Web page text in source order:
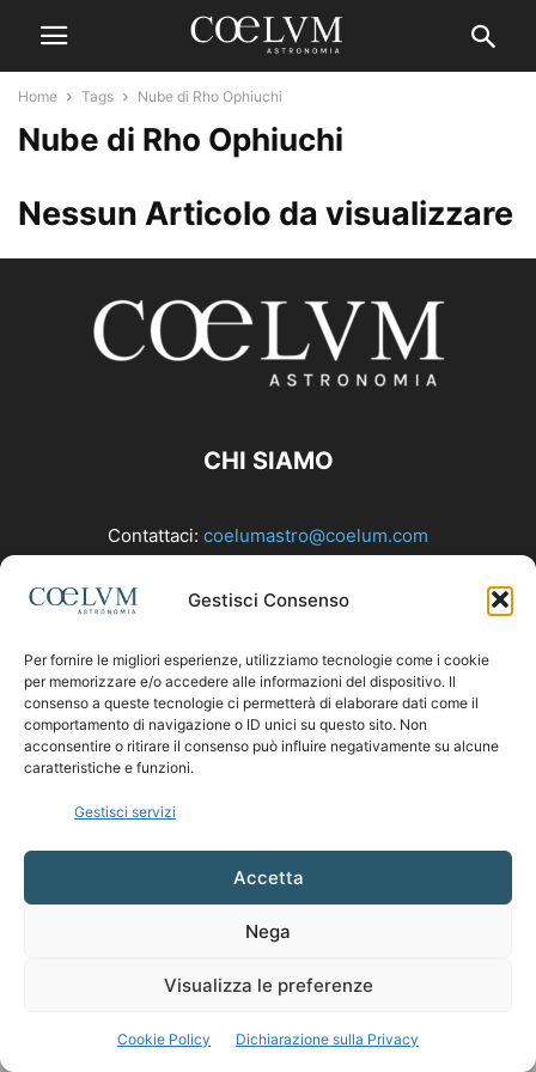
Gestisci Consenso
Per fornire le migliori esperienze, utilizziamo tecnologie come i cookie
per memorizzare e/o accedere alle informazioni del dispositivo. Il
consenso a queste tecnologie ci permetterà di elaborare dati come il
comportamento di navigazione o ID unici su questo sito. Non
acconsentire o ritirare il consenso può influire negativamente su alcune
caratteristiche e funzioni.
Gestisci servizi
Accetta
Nega
Visualizza le preferenze
Cookie Policy Dichiarazione sulla Privacy
Home Tags Nube di Rho Ophiuchi
Nube di Rho Ophiuchi
Nessun Articolo da visualizzare
CHI SIAMO
Contattaci: coelumastro@coelum.com
SEGUICI